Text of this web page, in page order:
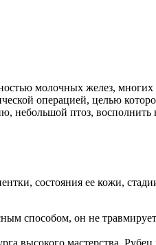
молочных желез,
операцией, целью
птоз, восполнить
состояния ее кожи,
способом, он не